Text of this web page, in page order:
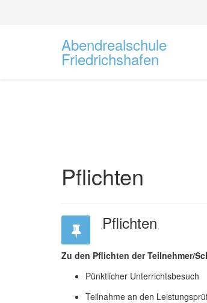
Abendrealschule
Friedrichshafen
Pflichten
Pflichten
Zu den Pflichten der Teilnehmer/
Pünktlicher Unterrichtsbesuch
Teilnahme an den